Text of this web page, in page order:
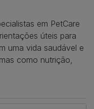
em PetCare
úteis para
uma vida saudável e
como nutrição,